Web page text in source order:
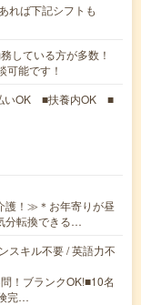
れば下記シフトも
している方が多数！
可能です！
いOK ■扶養内OK ■
護！≫＊お年寄りが昼
分転換できる…
スキル不要 / 英語力不
！ブランクOK!■10名
完…